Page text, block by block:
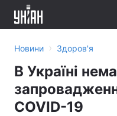
Новини › Здоров'я
В Україні
COVID-19